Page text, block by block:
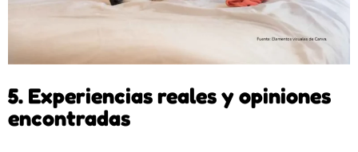
5. Experiencias reales y opiniones
encontradas